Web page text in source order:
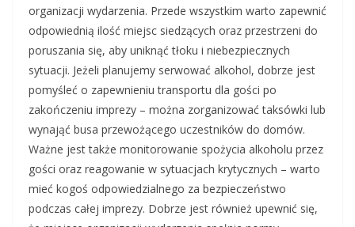
organizacji wydarzenia. Przede wszystkim warto zapewnić
odpowiednią ilość miejsc siedzących oraz przestrzeni do
poruszania się, aby uniknąć tłoku i niebezpiecznych
sytuacji. Jeżeli planujemy serwować alkohol, dobrze jest
pomyśleć o zapewnieniu transportu dla gości po
zakończeniu imprezy – można zorganizować taksówki lub
wynająć busa przewożącego uczestników do domów.
Ważne jest także monitorowanie spożycia alkoholu przez
gości oraz reagowanie w sytuacjach krytycznych – warto
mieć kogoś odpowiedzialnego za bezpieczeństwo
podczas całej imprezy. Dobrze jest również upewnić się,